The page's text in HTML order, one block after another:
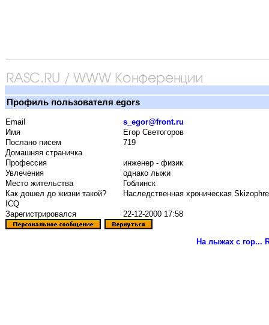
Профиль пользователя egors
Email
s_egor@front.ru
Имя
Егор Светогоров
Послано писем
719
Домашняя страничка
Профессия
инженер - физик
Увлечения
однако лыжи
Место жительства
Гоблинск
Как дошел до жизни такой?
Наследственная хроническая
ICQ
Зарегистрировался
22-12-2000 17:58
На лыжах с гор...